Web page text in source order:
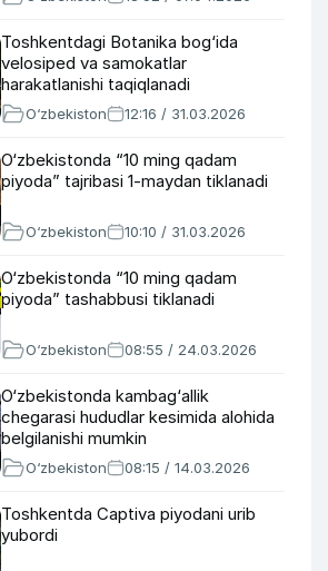
Toshkentdagi Botanika bog‘ida
velosiped va samokatlar
harakatlanishi taqiqlanadi
O‘zbekiston 12:16 / 31.03.2026
O‘zbekistonda “10 ming qadam
piyoda” tajribasi 1-maydan tiklanadi
O‘zbekiston 10:10 / 31.03.2026
O‘zbekistonda “10 ming qadam
piyoda” tashabbusi tiklanadi
O‘zbekiston 08:55 / 24.03.2026
O‘zbekistonda kambag‘allik
chegarasi hududlar kesimida alohida
belgilanishi mumkin
O‘zbekiston 08:15 / 14.03.2026
Toshkentda Captiva piyodani urib
yubordi